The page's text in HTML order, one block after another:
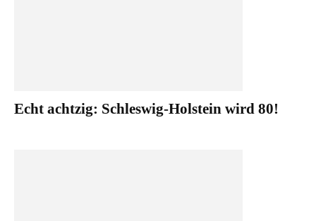
Echt achtzig: Schleswig-Holstein wird 80!